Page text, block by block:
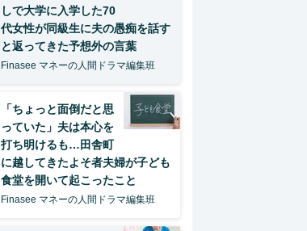
しで大学に入学した70
代女性が同級生に夫の愚痴を話す
と返ってきた予想外の言葉
Finasee マネーの人間ドラマ編集班
「ちょっと面倒だと思
っていた」夫は本心を
打ち明けるも…田舎町
に越してきたよそ者夫婦が子ども
食堂を開いて起こったこと
Finasee マネーの人間ドラマ編集班